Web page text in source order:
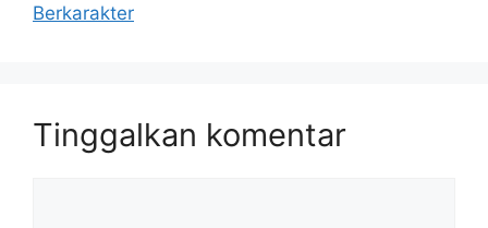
Berkarakter
Tinggalkan komentar